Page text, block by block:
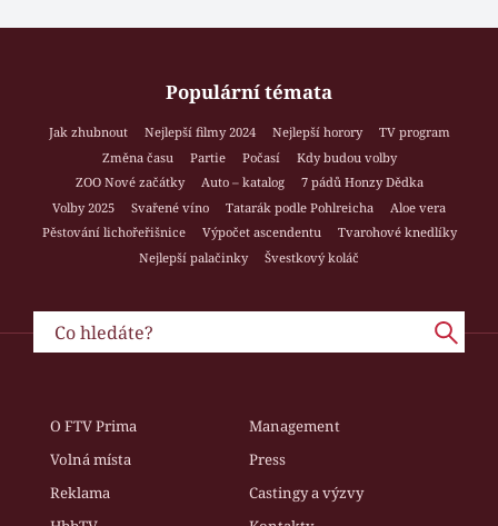
Populární témata
Jak zhubnout Nejlepší filmy 2024 Nejlepší horory
TV program
Změna času
Partie Počasí
Kdy budou volby
ZOO Nové začátky
Auto – katalog
7 pádů Honzy Dědka
Volby 2025
Svařené víno Tatarák podle Pohlreicha
Aloe vera
Pěstování lichořeřišnice
Výpočet ascendentu
Tvarohové knedlíky
Nejlepší palačinky
Švestkový koláč
O FTV Prima
Management
Volná místa
Press
Reklama
Castingy a výzvy